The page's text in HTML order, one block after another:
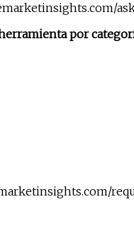
por